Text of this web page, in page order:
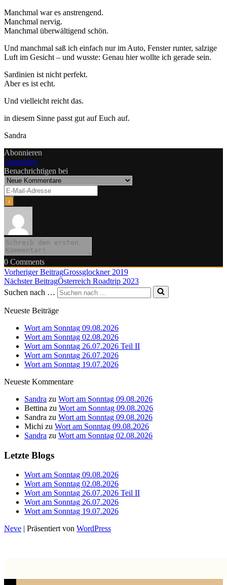
Manchmal war es anstrengend.
Manchmal nervig.
Manchmal überwältigend schön.
Und manchmal saß ich einfach nur im Auto, Fenster runter, salzige
Luft im Gesicht – und wusste: Genau hier wollte ich gerade sein.
Sardinien ist nicht perfekt.
Aber es ist echt.
Und vielleicht reicht das.
in diesem Sinne passt gut auf Euch auf.
Sandra
Abonnieren
Anmelden
Benachrichtigen bei
0 Comments
Vorheriger BeitragGrossglockner 2019
Nächster BeitragÖsterreich Roadtrip 2023
Suchen nach …
Neueste Beiträge
Wort am Sonntag 09.08.2026
Wort am Sonntag 02.08.2026
Wort am Sonntag 26.07.2026 Teil II
Wort am Sonntag 26.07.2026
Wort am Sonntag 19.07.2026
Neueste Kommentare
Sandra zu Wort am Sonntag 09.08.2026
Bettina zu Wort am Sonntag 09.08.2026
Sandra zu Wort am Sonntag 09.08.2026
Michi zu Wort am Sonntag 09.08.2026
Sandra zu Wort am Sonntag 02.08.2026
Letzte Blogs
Wort am Sonntag 09.08.2026
Wort am Sonntag 02.08.2026
Wort am Sonntag 26.07.2026 Teil II
Wort am Sonntag 26.07.2026
Wort am Sonntag 19.07.2026
Neve | Präsentiert von WordPress